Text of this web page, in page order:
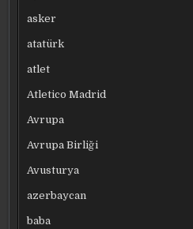
asker
atatürk
atlet
Atletico Madrid
Avrupa
Avrupa Birliği
Avusturya
azerbaycan
baba